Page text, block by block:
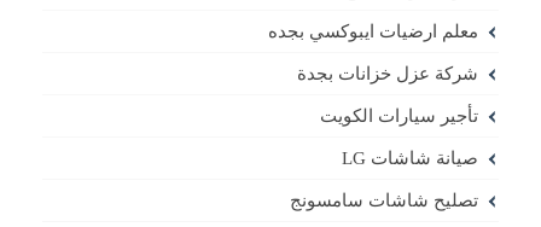
معلم ارضيات ايبوكسي بجده
شركة عزل خزانات بجدة
تأجير سيارات الكويت
صيانة شاشات LG
تصليح شاشات سامسونج